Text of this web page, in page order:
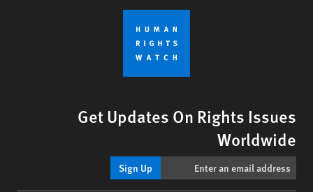
Get Updates On Rights Issues
Worldwide
Sign Up